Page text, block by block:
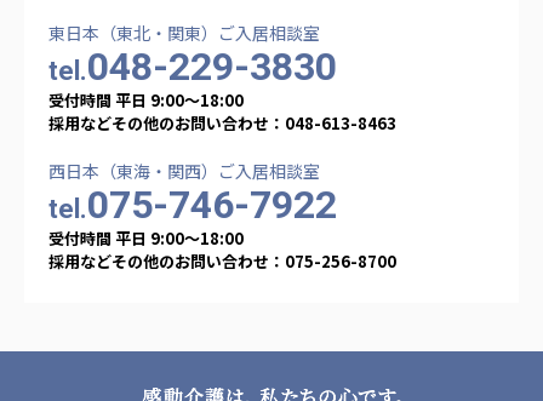
東日本（東北・関東）ご入居相談室
tel.048-229-3830
受付時間 平日 9:00〜18:00
採用などその他のお問い合わせ：048-613-8463
西日本（東海・関西）ご入居相談室
tel.075-746-7922
受付時間 平日 9:00〜18:00
採用などその他のお問い合わせ：075-256-8700